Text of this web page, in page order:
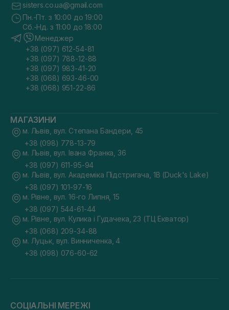
sisters.co.ua@gmail.com
Пн.-Пт. з 10:00 до 19:00
Сб.-Нд. з 11:00 до 18:00
Менеджер
+38 (097) 612-54-81
+38 (097) 788-12-88
+38 (097) 983-41-20
+38 (068) 693-46-00
+38 (068) 951-22-86
МАГАЗИНИ
м. Львів, вул. Степана Бандери, 45
+38 (098) 778-13-79
м. Львів, вул. Івана Франка, 36
+38 (097) 611-95-94
м. Львів, вул. Академіка Підстригача, 1В (Duck's Lake)
+38 (097) 101-97-16
м. Рівне, вул. 16-го Липня, 15
+38 (097) 544-61-44
м. Рівне, вул. Кулика і Гудачека, 23 (ТЦ Екватор)
+38 (068) 209-34-88
м. Луцьк, вул. Винниченка, 4
+38 (098) 076-60-62
СОЦІАЛЬНІ МЕРЕЖІ